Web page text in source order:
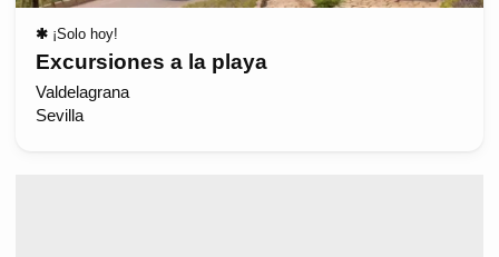
✱ ¡Solo hoy!
Excursiones a la playa
Valdelagrana
Sevilla